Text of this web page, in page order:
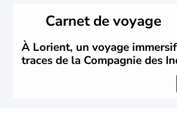
siècle, l'Inde reste sous la
britannique jusqu'à l'obtention de
1947. Le Taj Mahal, mausolée
en l'honneur de son épouse, a été
1640 et est aujourd'hui considéré
Carnet de voyage
À Lorient, un voyage
traces de la Compagnie des